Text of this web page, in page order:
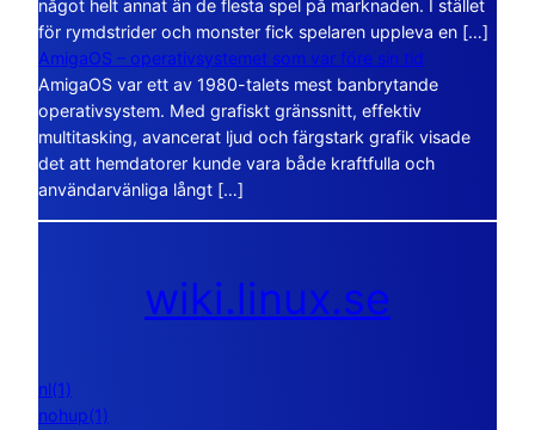
något helt annat än de flesta spel på marknaden. I stället
för rymdstrider och monster fick spelaren uppleva en […]
AmigaOS – operativsystemet som var före sin tid
AmigaOS var ett av 1980-talets mest banbrytande
operativsystem. Med grafiskt gränssnitt, effektiv
multitasking, avancerat ljud och färgstark grafik visade
det att hemdatorer kunde vara både kraftfulla och
användarvänliga långt […]
wiki.linux.se
nl(1)
nohup(1)